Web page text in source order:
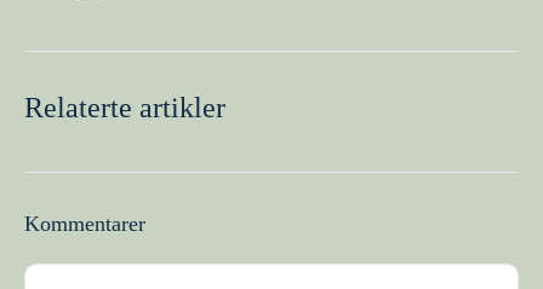
Relaterte artikler
Kommentarer